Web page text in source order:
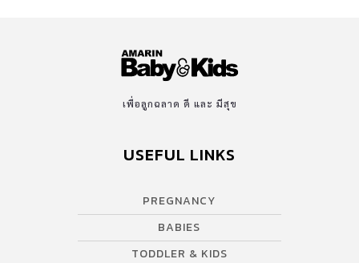
เพื่อลูกฉลาด ดี และ มีสุข
USEFUL LINKS
PREGNANCY
BABIES
TODDLER & KIDS